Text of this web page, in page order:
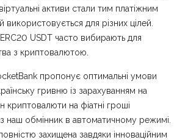
активи стали тим платіжним
використовується для різних цілей.
USDT часто вибирають для
з криптовалютою.
пропонує оптимальні умови
гривню із зарахуванням на
криптовалюти на фіатні гроші
наш обмінник в автоматичному режимі.
захищена завдяки інноваційним